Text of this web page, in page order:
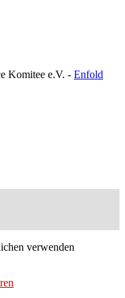
Komitee e.V. - Enfold
verwenden